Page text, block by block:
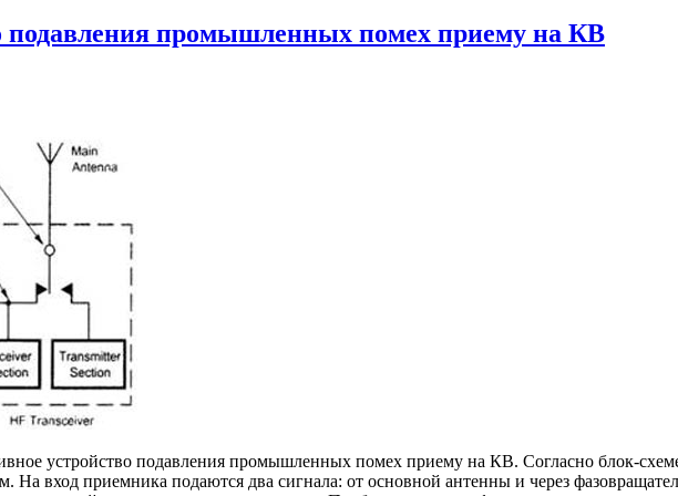
подавления промышленных помех приему на КВ
устройство подавления промышленных помех приему на КВ. Согласно блок-
На вход приемника подаются два сигнала: от основной антенны и через